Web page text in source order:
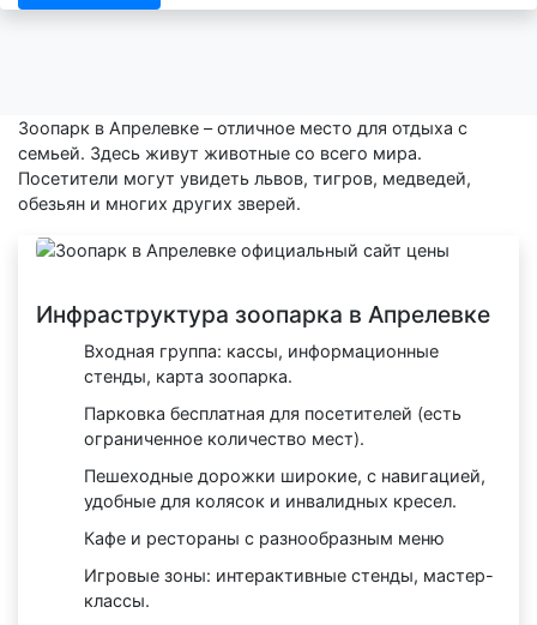
Зоопарк в Апрелевке – отличное место для отдыха с
семьей. Здесь живут животные со всего мира.
Посетители могут увидеть львов, тигров, медведей,
обезьян и многих других зверей.
Инфраструктура зоопарка в Апрелевке
Входная группа: кассы, информационные
стенды, карта зоопарка.
Парковка бесплатная для посетителей (есть
ограниченное количество мест).
Пешеходные дорожки широкие, с навигацией,
удобные для колясок и инвалидных кресел.
Кафе и рестораны с разнообразным меню
Игровые зоны: интерактивные стенды, мастер-
классы.